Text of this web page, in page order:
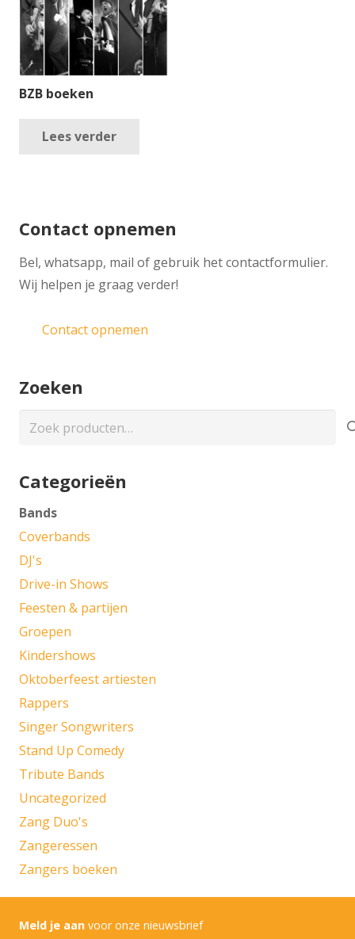
BZB boeken
Lees verder
Contact opnemen
​Bel, whatsapp, mail of gebruik het contactformulier.
Wij helpen je graag verder!
Contact opnemen
Zoeken
Zoeken
Categorieën
Bands
Coverbands
DJ's
Drive-in Shows
Feesten & partijen
Groepen
Kindershows
Oktoberfeest artiesten
Rappers
Singer Songwriters
Stand Up Comedy
Tribute Bands
Uncategorized
Zang Duo's
Zangeressen
Zangers boeken
Meld je aan voor onze nieuwsbrief